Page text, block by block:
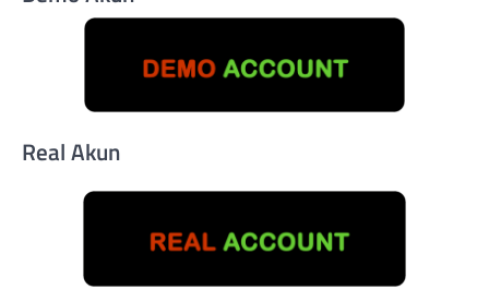
Real Akun